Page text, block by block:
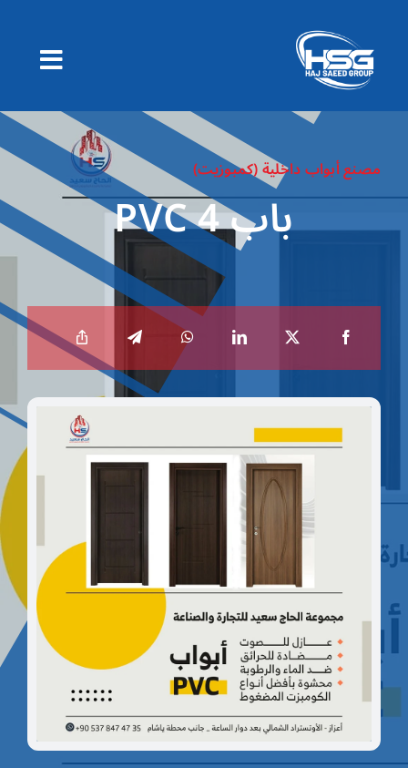
content
مصنع أبواب داخلية (كمبوزيت)
باب PVC 4